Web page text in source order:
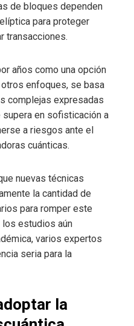
de bloques dependen
para proteger
transacciones.
años como una opción
enfoques, se basa
complejas expresadas
supera en sofisticación a
a riesgos ante el
cuánticas.
nuevas técnicas
la cantidad de
para romper este
los estudios aún
varios expertos
seria para la
la